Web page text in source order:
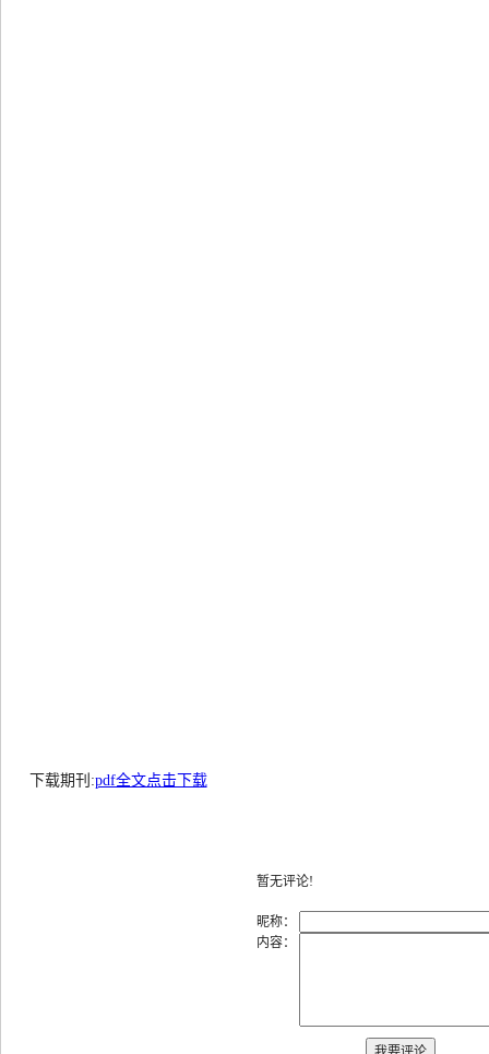
下载期刊:pdf全文点击下载
暂无评论!
昵称：
内容：